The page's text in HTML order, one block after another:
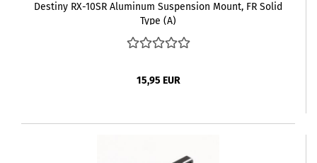
Destiny RX-10SR Aluminum Suspension Mount, FR Solid
Type (A)
15,95 EUR